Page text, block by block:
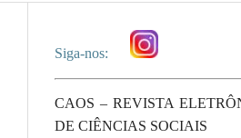
Siga-nos:
CAOS – REVISTA
DE CIÊNCIAS SOCIAIS